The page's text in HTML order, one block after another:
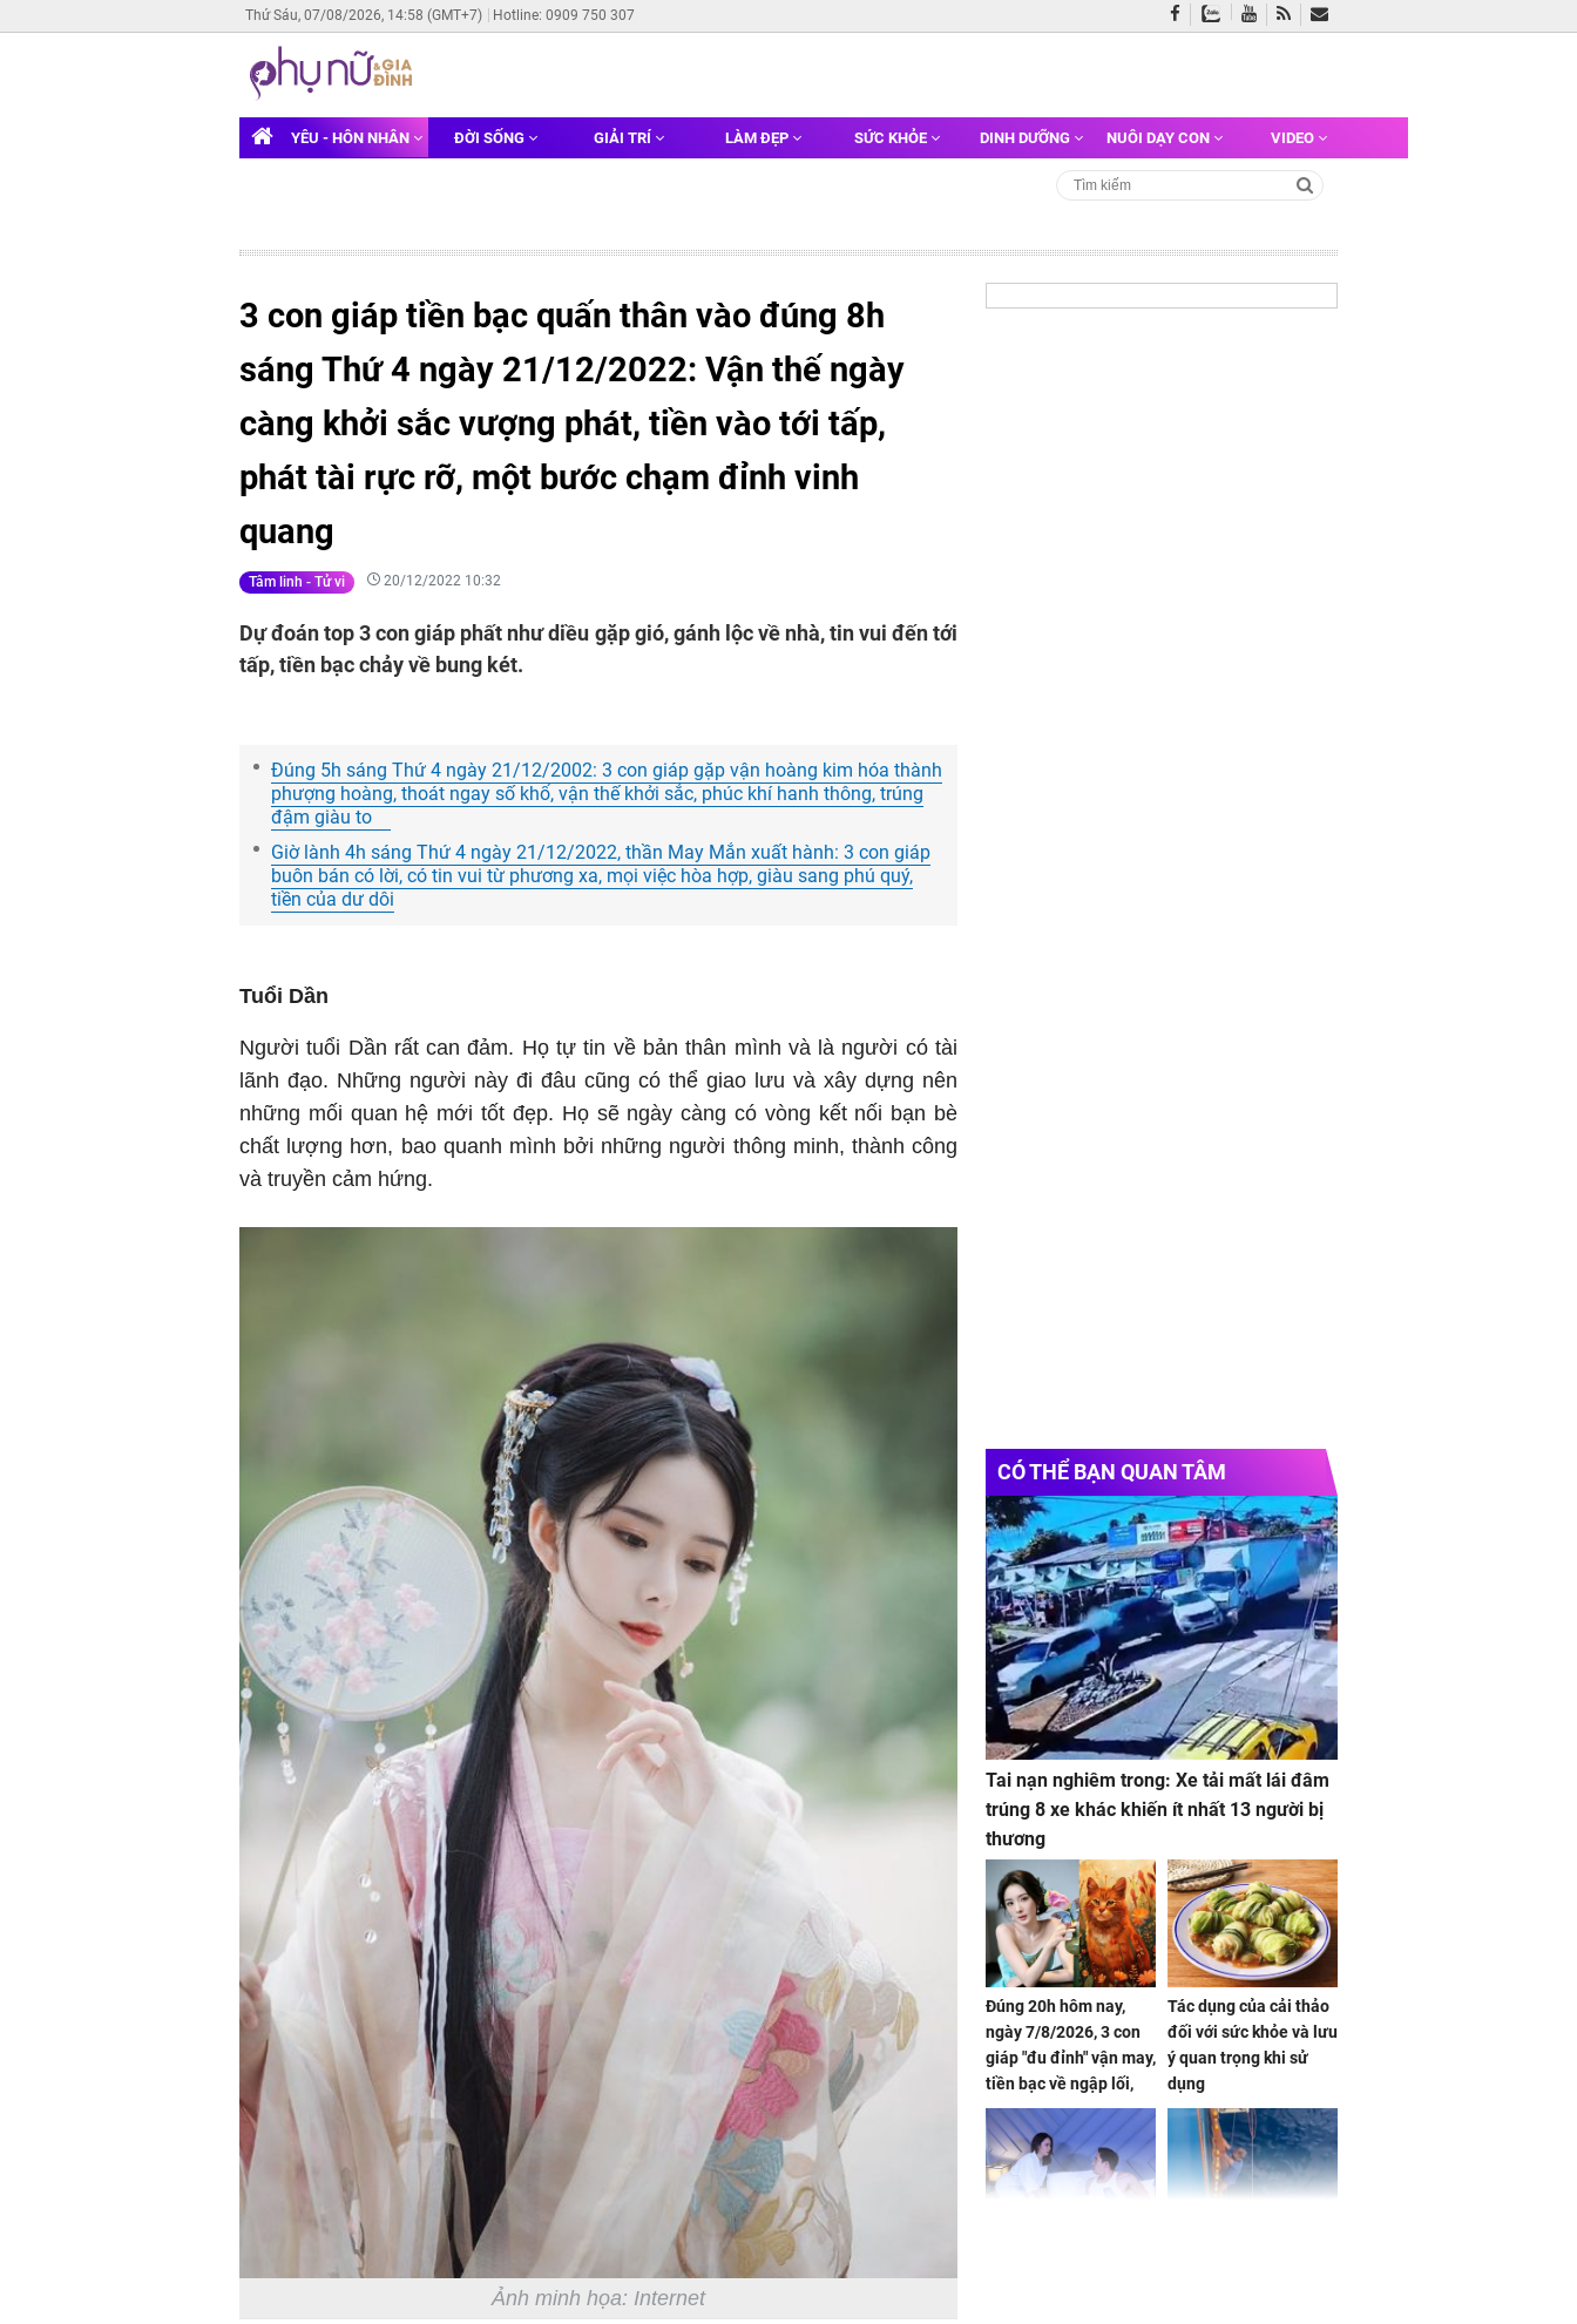
Thứ Sáu, 07/08/2026, 14:58 (GMT+7) Hotline: 0909 750 307
YÊU - HÔN NHÂN ĐỜI SỐNG GIẢI TRÍ LÀM ĐẸP SỨC KHỎE DINH DƯỠNG NUÔI DẠY CON VIDEO
3 con giáp tiền bạc quấn thân vào đúng 8h
sáng Thứ 4 ngày 21/12/2022: Vận thế ngày
càng khởi sắc vượng phát, tiền vào tới tấp,
phát tài rực rỡ, một bước chạm đỉnh vinh
quang
Tâm linh - Tử vi 20/12/2022 10:32
Dự đoán top 3 con giáp phất như diều gặp gió, gánh lộc về nhà, tin vui đến tới
tấp, tiền bạc chảy về bung két.
Đúng 5h sáng Thứ 4 ngày 21/12/2002: 3 con giáp gặp vận hoàng kim hóa thành
phượng hoàng, thoát ngay số khổ, vận thế khởi sắc, phúc khí hanh thông, trúng
đậm giàu to
Giờ lành 4h sáng Thứ 4 ngày 21/12/2022, thần May Mắn xuất hành: 3 con giáp
buôn bán có lời, có tin vui từ phương xa, mọi việc hòa hợp, giàu sang phú quý,
tiền của dư dôi
Tuổi Dần
Người tuổi Dần rất can đảm. Họ tự tin về bản thân mình và là người có tài
lãnh đạo. Những người này đi đâu cũng có thể giao lưu và xây dựng nên
những mối quan hệ mới tốt đẹp. Họ sẽ ngày càng có vòng kết nối bạn bè
chất lượng hơn, bao quanh mình bởi những người thông minh, thành công
và truyền cảm hứng.
Ảnh minh họa: Internet
CÓ THỂ BẠN QUAN TÂM
Tai nạn nghiêm trong: Xe tải mất lái đâm
trúng 8 xe khác khiến ít nhất 13 người bị
thương
Đúng 20h hôm nay,
ngày 7/8/2026, 3 con
giáp "đu đỉnh" vận may,
tiền bạc về ngập lối,
đón lộc ấm no, tình
tiền viên mãn
Tác dụng của cải thảo
đối với sức khỏe và lưu
ý quan trọng khi sử
dụng